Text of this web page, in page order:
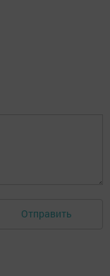
Отправить